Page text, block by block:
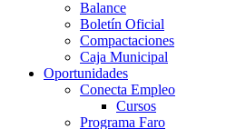
Balance
Boletín Oficial
Compactaciones
Caja Municipal
Oportunidades
Conecta Empleo
Cursos
Programa Faro